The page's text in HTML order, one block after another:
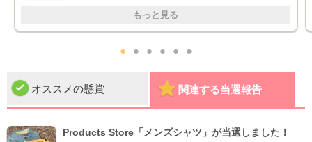
もっと見る
● ● ● ● ● ●
オススメの懸賞 関連する当選報告
Products Store「メンズシャツ」が当選しました！